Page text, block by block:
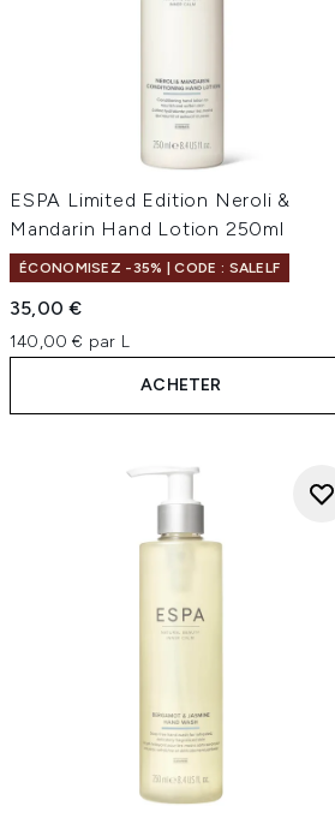
ESPA Limited Edition Neroli &
Mandarin Hand Lotion 250ml
ÉCONOMISEZ -35% | CODE : SALELF
35,00 €
140,00 € par L
ACHETER